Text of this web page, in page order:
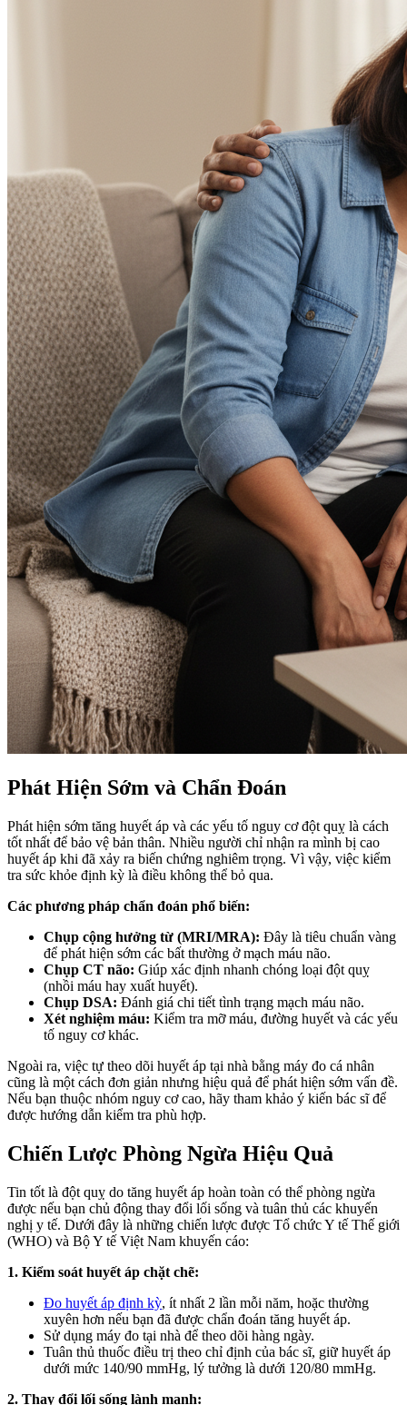
Phát Hiện Sớm và Chẩn Đoán
Phát hiện sớm tăng huyết áp và các yếu tố nguy cơ đột quỵ là cách
tốt nhất để bảo vệ bản thân. Nhiều người chỉ nhận ra mình bị cao
huyết áp khi đã xảy ra biến chứng nghiêm trọng. Vì vậy, việc kiểm
tra sức khỏe định kỳ là điều không thể bỏ qua.
Các phương pháp chẩn đoán phổ biến:
Chụp cộng hưởng từ (MRI/MRA): Đây là tiêu chuẩn vàng
để phát hiện sớm các bất thường ở mạch máu não.
Chụp CT não: Giúp xác định nhanh chóng loại đột quỵ
(nhồi máu hay xuất huyết).
Chụp DSA: Đánh giá chi tiết tình trạng mạch máu não.
Xét nghiệm máu: Kiểm tra mỡ máu, đường huyết và các yếu
tố nguy cơ khác.
Ngoài ra, việc tự theo dõi huyết áp tại nhà bằng máy đo cá nhân
cũng là một cách đơn giản nhưng hiệu quả để phát hiện sớm vấn đề.
Nếu bạn thuộc nhóm nguy cơ cao, hãy tham khảo ý kiến bác sĩ để
được hướng dẫn kiểm tra phù hợp.
Chiến Lược Phòng Ngừa Hiệu Quả
Tin tốt là đột quỵ do tăng huyết áp hoàn toàn có thể phòng ngừa
được nếu bạn chủ động thay đổi lối sống và tuân thủ các khuyến
nghị y tế. Dưới đây là những chiến lược được Tổ chức Y tế Thế giới
(WHO) và Bộ Y tế Việt Nam khuyến cáo:
1. Kiểm soát huyết áp chặt chẽ:
Đo huyết áp định kỳ, ít nhất 2 lần mỗi năm, hoặc thường
xuyên hơn nếu bạn đã được chẩn đoán tăng huyết áp.
Sử dụng máy đo tại nhà để theo dõi hàng ngày.
Tuân thủ thuốc điều trị theo chỉ định của bác sĩ, giữ huyết áp
dưới mức 140/90 mmHg, lý tưởng là dưới 120/80 mmHg.
2. Thay đổi lối sống lành mạnh: